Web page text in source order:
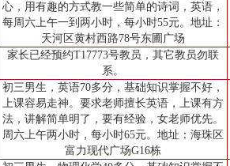
心，用有趣的方式教一些简单的诗词，英语，
每周六上午一到两小时，每小时55元。地址：
天河区黄村西路78号东圃广场
家长已经预约T17773号教员，其它教员勿联
系。
初三男生，英语70多分，基础知识掌握不好，
上课容易走神。要求老师擅长英语，上课有方
法，讲解简单明了，要有经验，女老师优先。
周六上午两小时，每小时65元。地址：海珠区
富力现代广场G16栋